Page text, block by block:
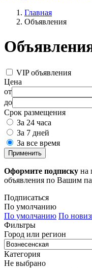
Главная
Объявления
VIP объявления
Цена
от
до
Срок размещения
За 24 часа
За 7 дней
За все время
Применить
Оформите подписку на
объявления по Вашим
Подписаться
По умолчанию
По умолчанию По
Фильтры
Город или регион
Категория
Не выбрано